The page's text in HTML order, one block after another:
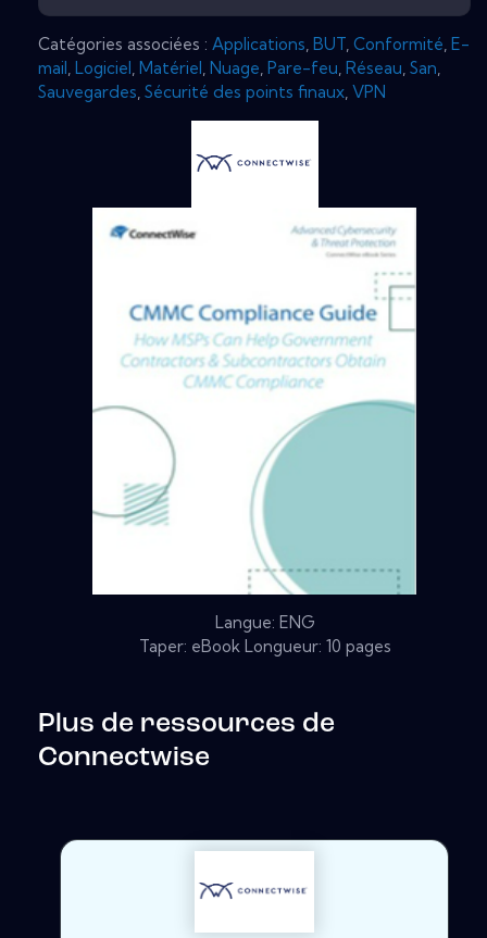
Catégories associées : Applications, BUT, Conformité, E-
mail, Logiciel, Matériel, Nuage, Pare-feu, Réseau, San,
Sauvegardes, Sécurité des points finaux, VPN
Langue: ENG
Taper: eBook Longueur: 10 pages
Plus de ressources de
Connectwise